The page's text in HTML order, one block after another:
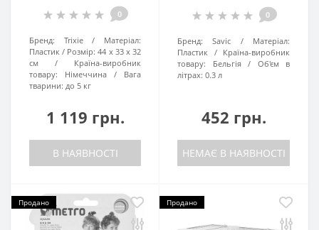
0
Бренд: Trixie
Матеріал:
Пластик
Розмір: 44 x 33 x 32
см
Країна-виробник
товару:
Німеччина
Вага
тварини: до 5 кг
1 119 грн.
В НАЯВНОСТІ
0
Бренд: Savic
Матеріал:
Пластик
Країна-виробник
товару:
Бельгія
Об'єм в
літрах: 0.3 л
452 грн.
НЕМАЄ В НАЯВНОСТІ
Продано Продано